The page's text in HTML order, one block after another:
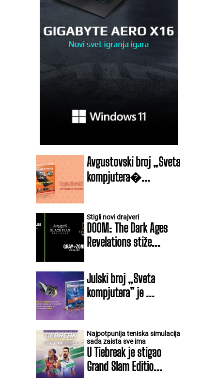
Avgustovski broj „Sveta
kompjutera�...
Stigli novi drajveri
DOOM: The Dark Ages
Revelations stiže...
Julski broj „Sveta
kompjutera” je ...
Najpotpunija teniska simulacija
sada zaista sve ima
U Tiebreak je stigao
Grand Slam Editio...